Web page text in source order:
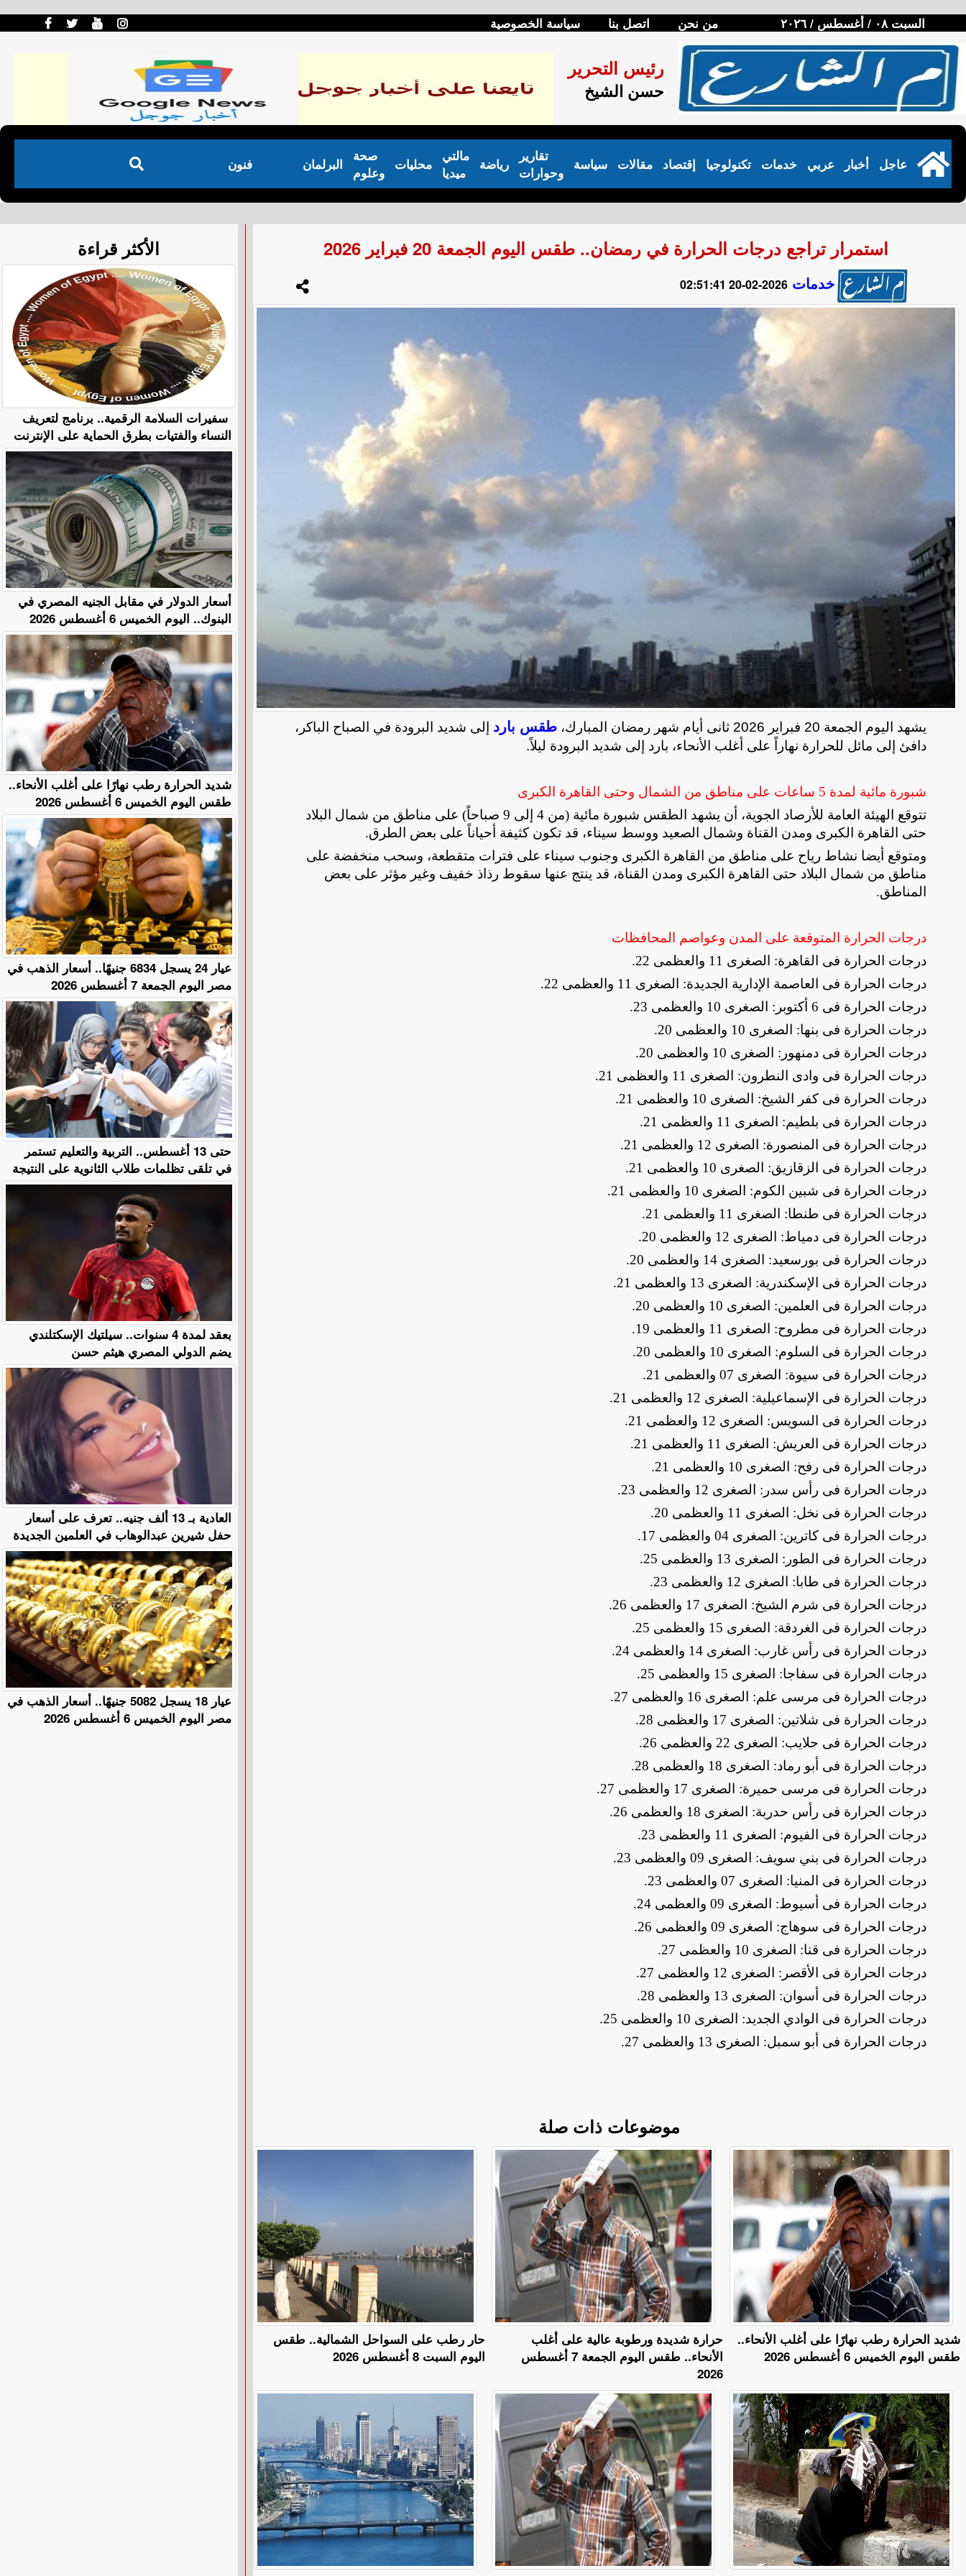
السبت ٠٨ / أغسطس / ٢٠٢٦ من نحن اتصل بنا سياسة الخصوصية
رئيس التحرير
حسن الشيخ
فنون البرلمان
صحة
وعلوم
محليات
مالتي
ميديا
رياضة
تقارير
وحوارات
سياسة مقالات إقتصاد تكنولوجيا خدمات عربي أخبار عاجل
استمرار تراجع درجات الحرارة في رمضان.. طقس اليوم الجمعة 20 فبراير 2026
خدمات 2026-02-20 02:51:41
يشهد اليوم الجمعة 20 فبراير 2026 ثانى أيام شهر رمضان المبارك، طقس بارد إلى شديد البرودة في الصباح الباكر،
دافئ إلى مائل للحرارة نهاراً على أغلب الأنحاء، بارد إلى شديد البرودة ليلاً.
شبورة مائية لمدة 5 ساعات على مناطق من الشمال وحتى القاهرة الكبرى
تتوقع الهيئة العامة للأرصاد الجوية، أن يشهد الطقس ​شبورة مائية (من 4 إلى 9 صباحاً) على مناطق من شمال البلاد
حتى القاهرة الكبرى ومدن القناة وشمال الصعيد ووسط سيناء، قد تكون كثيفة أحياناً على بعض الطرق.
ومتوقع أيضا ​نشاط رياح على مناطق من القاهرة الكبرى وجنوب سيناء على فترات متقطعة، و​سحب منخفضة على
مناطق من شمال البلاد حتى القاهرة الكبرى ومدن القناة، قد ينتج عنها سقوط رذاذ خفيف وغير مؤثر على بعض
المناطق.
درجات الحرارة المتوقعة على المدن وعواصم المحافظات
درجات الحرارة فى القاهرة: الصغرى 11 والعظمى 22
.
​درجات الحرارة فى العاصمة الإدارية الجديدة: الصغرى 11 والعظمى 22
.
​درجات الحرارة فى 6 أكتوبر: الصغرى 10 والعظمى 23
.
​درجات الحرارة فى بنها: الصغرى 10 والعظمى 20
.
​درجات الحرارة فى دمنهور: الصغرى 10 والعظمى 20
.
​درجات الحرارة فى وادى النطرون: الصغرى 11 والعظمى 21
.
​درجات الحرارة فى كفر الشيخ: الصغرى 10 والعظمى 21
.
​درجات الحرارة فى بلطيم: الصغرى 11 والعظمى 21
.
​درجات الحرارة فى المنصورة: الصغرى 12 والعظمى 21
.
​درجات الحرارة فى الزقازيق: الصغرى 10 والعظمى 21
.
​درجات الحرارة فى شبين الكوم: الصغرى 10 والعظمى 21
.
​درجات الحرارة فى طنطا: الصغرى 11 والعظمى 21
.
​درجات الحرارة فى دمياط: الصغرى 12 والعظمى 20
.
​درجات الحرارة فى بورسعيد: الصغرى 14 والعظمى 20
.
​درجات الحرارة فى الإسكندرية: الصغرى 13 والعظمى 21
.
​درجات الحرارة فى العلمين: الصغرى 10 والعظمى 20
.
​درجات الحرارة فى مطروح: الصغرى 11 والعظمى 19
.
​درجات الحرارة فى السلوم: الصغرى 10 والعظمى 20
.
​درجات الحرارة فى سيوة: الصغرى 07 والعظمى 21
.
​درجات الحرارة فى الإسماعيلية: الصغرى 12 والعظمى 21
.
​درجات الحرارة فى السويس: الصغرى 12 والعظمى 21
.
​درجات الحرارة فى العريش: الصغرى 11 والعظمى 21
.
​درجات الحرارة فى رفح: الصغرى 10 والعظمى 21
.
​درجات الحرارة فى رأس سدر: الصغرى 12 والعظمى 23
.
​درجات الحرارة فى نخل: الصغرى 11 والعظمى 20
.
​درجات الحرارة فى كاترين: الصغرى 04 والعظمى 17
.
​درجات الحرارة فى الطور: الصغرى 13 والعظمى 25
.
​درجات الحرارة فى طابا: الصغرى 12 والعظمى 23
.
​درجات الحرارة فى شرم الشيخ: الصغرى 17 والعظمى 26
.
درجات الحرارة فى الغردقة: الصغرى 15 والعظمى 25
.
​درجات الحرارة فى رأس غارب: الصغرى 14 والعظمى 24
.
​درجات الحرارة فى سفاجا: الصغرى 15 والعظمى 25
.
​درجات الحرارة فى مرسى علم: الصغرى 16 والعظمى 27
.
​درجات الحرارة فى شلاتين: الصغرى 17 والعظمى 28
.
​درجات الحرارة فى حلايب: الصغرى 22 والعظمى 26
.
​درجات الحرارة فى أبو رماد: الصغرى 18 والعظمى 28
.
​درجات الحرارة فى مرسى حميرة: الصغرى 17 والعظمى 27
.
​درجات الحرارة فى رأس حدربة: الصغرى 18 والعظمى 26
.
​درجات الحرارة فى الفيوم: الصغرى 11 والعظمى 23
.
​درجات الحرارة فى بني سويف: الصغرى 09 والعظمى 23
.
​درجات الحرارة فى المنيا: الصغرى 07 والعظمى 23
.
​درجات الحرارة فى أسيوط: الصغرى 09 والعظمى 24
.
درجات الحرارة فى سوهاج: الصغرى 09 والعظمى 26
.
​درجات الحرارة فى قنا: الصغرى 10 والعظمى 27
.
​درجات الحرارة فى الأقصر: الصغرى 12 والعظمى 27
.
​درجات الحرارة فى أسوان: الصغرى 13 والعظمى 28
.
​درجات الحرارة فى الوادي الجديد: الصغرى 10 والعظمى 25
.
​درجات الحرارة فى أبو سمبل: الصغرى 13 والعظمى 27
.
موضوعات ذات صلة
حار رطب على السواحل الشمالية.. طقس
اليوم السبت 8 أغسطس 2026
حرارة شديدة ورطوبة عالية على أغلب
الأنحاء.. طقس اليوم الجمعة 7 أغسطس
2026
​شديد الحرارة رطب نهارًا على أغلب الأنحاء..
طقس اليوم الخميس 6 أغسطس 2026
الأكثر قراءة
سفيرات السلامة الرقمية.. برنامج لتعريف
النساء والفتيات بطرق الحماية على الإنترنت
أسعار الدولار في مقابل الجنيه المصري في
البنوك.. اليوم الخميس 6 أغسطس 2026
​شديد الحرارة رطب نهارًا على أغلب الأنحاء..
طقس اليوم الخميس 6 أغسطس 2026
عيار 24 يسجل 6834 جنيهًا.. أسعار الذهب في
مصر اليوم الجمعة 7 أغسطس 2026
حتى 13 أغسطس.. التربية والتعليم تستمر
في تلقى تظلمات طلاب الثانوية على النتيجة
بعقد لمدة 4 سنوات.. سيلتيك الإسكتلندي
يضم الدولي المصري هيثم حسن
العادية بـ 13 ألف جنيه.. تعرف على أسعار
حفل شيرين عبدالوهاب في العلمين الجديدة
عيار 18 يسجل 5082 جنيهًا.. أسعار الذهب في
مصر اليوم الخميس 6 أغسطس 2026